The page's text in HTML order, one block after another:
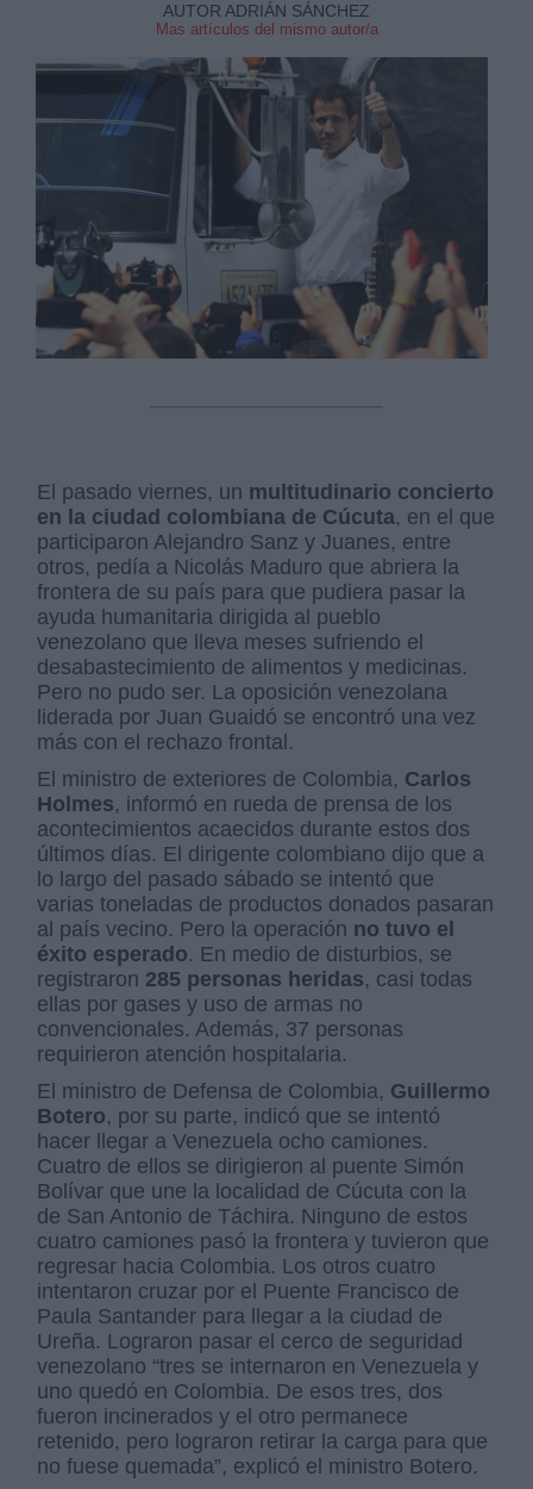
AUTOR ADRIÁN SÁNCHEZ
Mas artículos del mismo autor/a
El pasado viernes, un multitudinario concierto
en la ciudad colombiana de Cúcuta, en el que
participaron Alejandro Sanz y Juanes, entre
otros, pedía a Nicolás Maduro que abriera la
frontera de su país para que pudiera pasar la
ayuda humanitaria dirigida al pueblo
venezolano que lleva meses sufriendo el
desabastecimiento de alimentos y medicinas.
Pero no pudo ser. La oposición venezolana
liderada por Juan Guaidó se encontró una vez
más con el rechazo frontal.
El ministro de exteriores de Colombia, Carlos
Holmes, informó en rueda de prensa de los
acontecimientos acaecidos durante estos dos
últimos días. El dirigente colombiano dijo que a
lo largo del pasado sábado se intentó que
varias toneladas de productos donados pasaran
al país vecino. Pero la operación no tuvo el
éxito esperado. En medio de disturbios, se
registraron 285 personas heridas, casi todas
ellas por gases y uso de armas no
convencionales. Además, 37 personas
requirieron atención hospitalaria.
El ministro de Defensa de Colombia, Guillermo
Botero, por su parte, indicó que se intentó
hacer llegar a Venezuela ocho camiones.
Cuatro de ellos se dirigieron al puente Simón
Bolívar que une la localidad de Cúcuta con la
de San Antonio de Táchira. Ninguno de estos
cuatro camiones pasó la frontera y tuvieron que
regresar hacia Colombia. Los otros cuatro
intentaron cruzar por el Puente Francisco de
Paula Santander para llegar a la ciudad de
Ureña. Lograron pasar el cerco de seguridad
venezolano “tres se internaron en Venezuela y
uno quedó en Colombia. De esos tres, dos
fueron incinerados y el otro permanece
retenido, pero lograron retirar la carga para que
no fuese quemada”, explicó el ministro Botero.